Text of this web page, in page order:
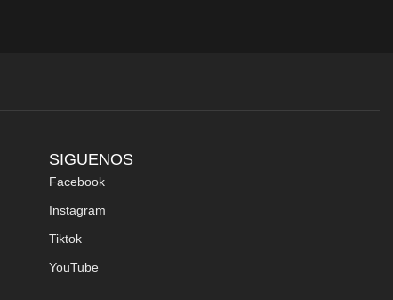
SIGUENOS
Facebook
Instagram
Tiktok
YouTube